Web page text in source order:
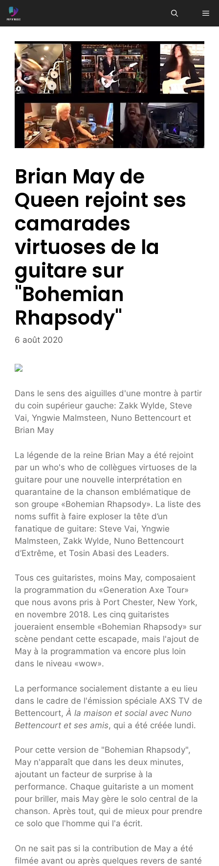
Aller
au
Brian May de
Queen rejoint ses
camarades
virtuoses de la
guitare sur
"Bohemian
Rhapsody"
6 août 2020
Dans le sens des aiguilles d'une montre à partir
du coin supérieur gauche: Zakk Wylde, Steve
Vai, Yngwie Malmsteen, Nuno Bettencourt et
Brian May
La légende de la reine Brian May a été rejoint
par un who's who de collègues virtuoses de la
guitare pour une nouvelle interprétation en
quarantaine de la chanson emblématique de
son groupe «Bohemian Rhapsody». La liste des
noms suffit à faire exploser la tête d’un
fanatique de guitare: Steve Vai, Yngwie
Malmsteen, Zakk Wylde, Nuno Bettencourt
d’Extrême, et Tosin Abasi des Leaders.
Tous ces guitaristes, moins May, composaient
la programmation du «Generation Axe Tour»
que nous avons pris à Port Chester, New York,
en novembre 2018. Les cinq guitaristes
joueraient ensemble «Bohemian Rhapsody» sur
scène pendant cette escapade, mais l'ajout de
May à la programmation va encore plus loin
dans le niveau «wow».
La performance socialement distante a eu lieu
dans le cadre de l'émission spéciale AXS TV de
Bettencourt, À la maison et social avec Nuno
Bettencourt et ses amis, qui a été créée lundi.
Pour cette version de "Bohemian Rhapsody",
May n'apparaît que dans les deux minutes,
ajoutant un facteur de surprise à la
performance. Chaque guitariste a un moment
pour briller, mais May gère le solo central de la
chanson. Après tout, qui de mieux pour prendre
ce solo que l'homme qui l'a écrit.
On ne sait pas si la contribution de May a été
filmée avant ou après quelques revers de santé